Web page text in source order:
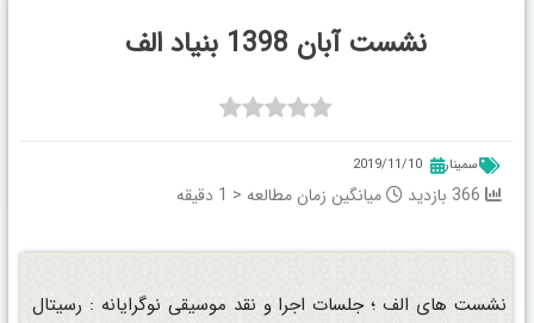
نشست آبان 1398 بنیاد الف
سمینار 2019/11/10
میانگین زمان مطالعه < 1 دقیقه
نشست های الف ؛ جلسات اجرا و نقد موسیقی نوگرایانه : رسیتال